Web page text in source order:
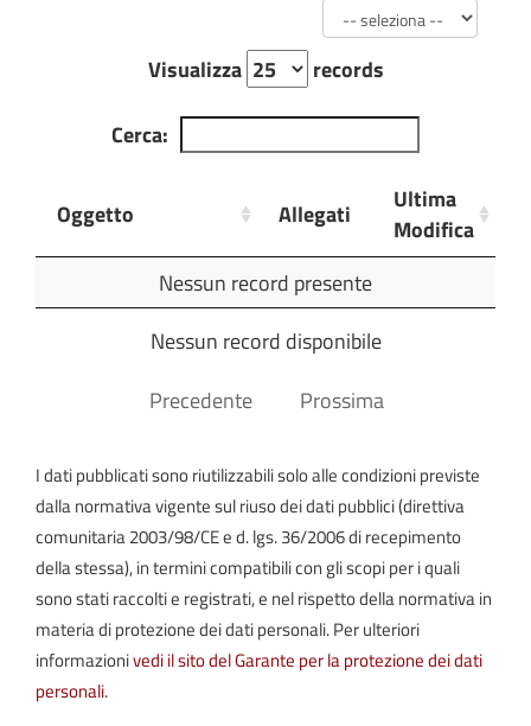
Visualizza
records
Cerca:
Oggetto Allegati
Ultima
Modifica
Allegati
Modifica
Nessun record presente
Nessun record disponibile
Precedente
Prossima
I dati pubblicati sono riutilizzabili solo alle condizioni previste
dalla normativa vigente sul riuso dei dati pubblici (direttiva
comunitaria 2003/98/CE e d. lgs. 36/2006 di recepimento
della stessa), in termini compatibili con gli scopi per i quali
sono stati raccolti e registrati, e nel rispetto della normativa in
materia di protezione dei dati personali. Per ulteriori
informazionivedi il sito del Garante per la protezione dei dati
personali.